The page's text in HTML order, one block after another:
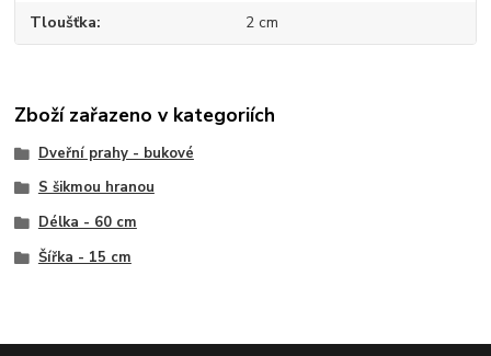
Tloušťka 2 cm
Zboží zařazeno v kategoriích
Dveřní prahy - bukové
S šikmou hranou
Délka - 60 cm
Šířka - 15 cm